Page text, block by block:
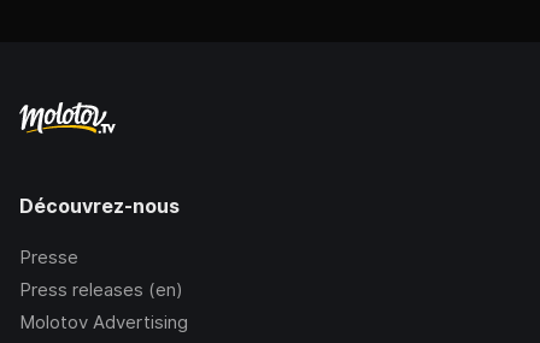
Découvrez-nous
Presse
Press releases (en)
Molotov Advertising